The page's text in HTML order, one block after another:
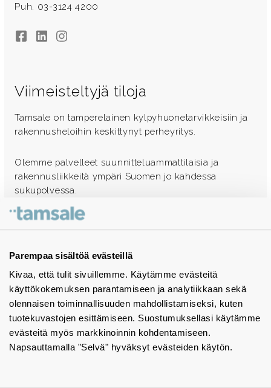
Parempaa sisältöä evästeillä
Kivaa, että tulit sivuillemme. Käytämme evästeitä
käyttökokemuksen parantamiseen ja analytiikkaan sekä
olennaisen toiminnallisuuden mahdollistamiseksi, kuten
tuotekuvastojen esittämiseen. Suostumuksellasi käytämme
evästeitä myös markkinoinnin kohdentamiseen.
Napsauttamalla "Selvä" hyväksyt evästeiden käytön.
Puh. 03-3124 4200
FacebookLinkedInInstagram
Viimeisteltyjä tiloja
Tamsale on tamperelainen kylpyhuonetarvikkeisiin ja
rakennusheloihin keskittynyt perheyritys.
Olemme palvelleet suunnitteluammattilaisia ja
rakennusliikkeitä ympäri Suomen jo kahdessa
sukupolvessa.
Ota yhteyttä - autamme mielellämme
Tuotekuvastot
Instagram
BIM-objektit
Yhteystiedot
Tiedotteet